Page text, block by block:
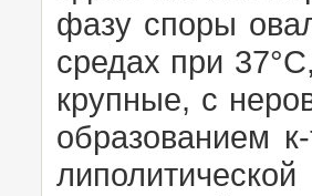
фазу споры
средах при
крупные, с
образованием